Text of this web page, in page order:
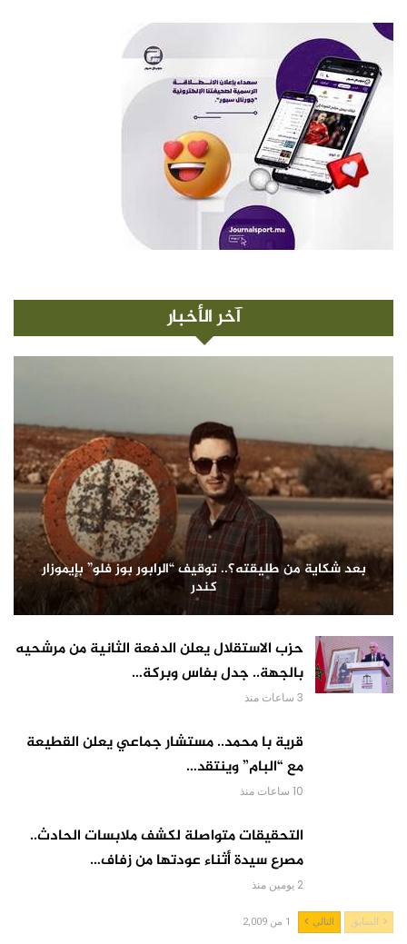
آخر الأخبار
بعد شكاية من طليقته؟.. توقيف “الرابور بوز فلو” بإيموزار
كندر
حزب الاستقلال يعلن الدفعة الثانية من مرشحيه
بالجهة.. جدل بفاس وبركة…
3 ساعات منذ
قرية با محمد.. مستشار جماعي يعلن القطيعة
مع “البام” وينتقد…
10 ساعات منذ
التحقيقات متواصلة لكشف ملابسات الحادث..
مصرع سيدة أثناء عودتها من زفاف…
2 يومين منذ
السابق التالي 1 من 2,009